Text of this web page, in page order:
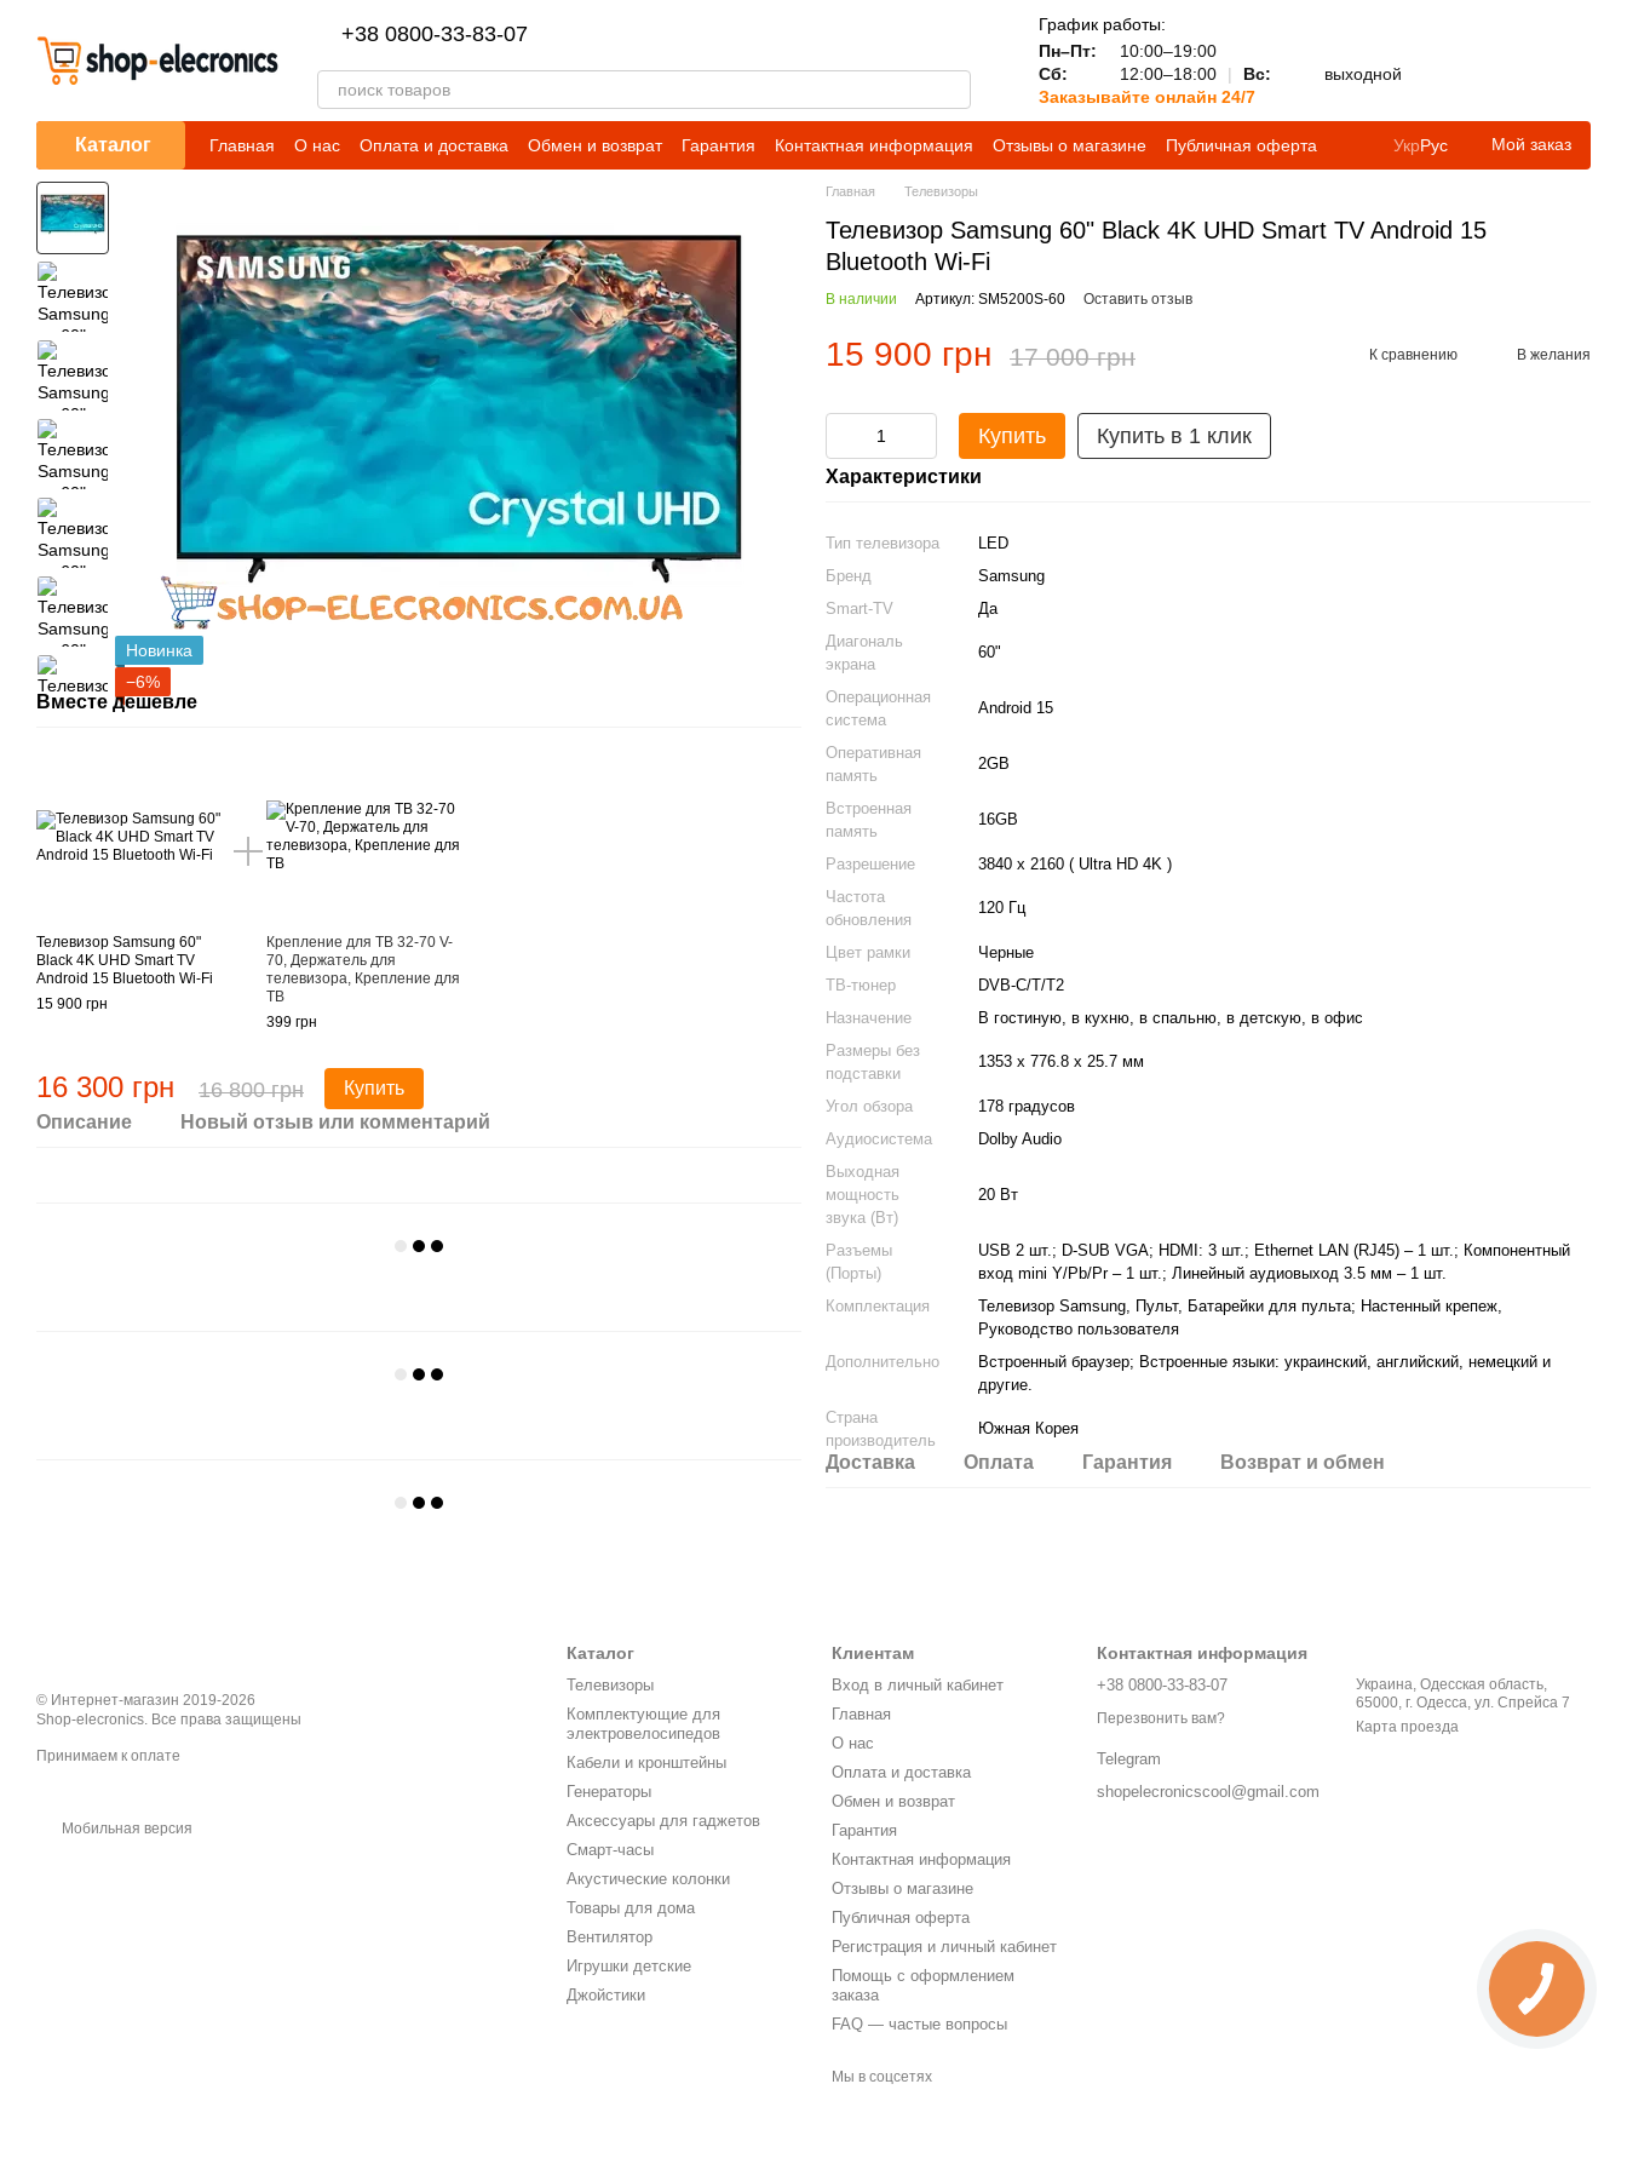
+38 0800-33-83-07
График работы:
Пн–Пт:
10:00–19:00
Сб:
12:00–18:00 | Вс:
выходной
Заказывайте онлайн 24/7
Каталог Главная О нас Оплата и доставка Обмен и возврат Гарантия Контактная информация Отзывы о магазине
Публичная оферта
Регистрация и личный кабинет
Помощь с оформлением заказа FAQ — частые вопросы
УкрРус Мой заказ
Новинка
−6%
Вместе дешевле
Телевизор Samsung 60"
Black 4K UHD Smart TV
Android 15 Bluetooth Wi-Fi
15 900 грн
Крепление для ТВ 32-70 V-
70, Держатель для
телевизора, Крепление для
ТВ
399 грн
16 300 грн 16 800 грн
Купить
Описание
Новый отзыв или комментарий
Главная Телевизоры
Телевизор Samsung 60" Black 4K UHD Smart TV Android 15
Bluetooth Wi-Fi
В наличии Артикул: SM5200S-60 Оставить отзыв
15 900 грн 17 000 грн К сравнению В желания
Купить Купить в 1 клик
Характеристики
Тип телевизора
LED
Бренд
Samsung
Smart-TV
Да
Диагональ
экрана
60"
Операционная
система
Android 15
Оперативная
память
2GB
Встроенная
память
16GB
Разрешение
3840 х 2160 ( Ultra HD 4K )
Частота
обновления
120 Гц
Цвет рамки
Черные
ТВ-тюнер
DVB-C/T/T2
Назначение
В гостиную, в кухню, в спальню, в детскую, в офис
Размеры без
подставки
1353 x 776.8 x 25.7 мм
Угол обзора
178 градусов
Аудиосистема
Dolby Audio
Выходная
мощность
звука (Вт)
20 Вт
Разъемы
(Порты)
USB 2 шт.; D-SUB VGA; HDMI: 3 шт.; Ethernet LAN (RJ45) – 1 шт.; Компонентный
вход mini Y/Pb/Pr – 1 шт.; Линейный аудиовыход 3.5 мм – 1 шт.
Комплектация
Телевизор Samsung, Пульт, Батарейки для пульта; Настенный крепеж,
Руководство пользователя
Дополнительно
Встроенный браузер; Встроенные языки: украинский, английский, немецкий и
другие.
Страна
производитель
Южная Корея
Доставка Оплата Гарантия Возврат и обмен
© Интернет-магазин 2019-2026
Shop-elecronics. Все права защищены
Принимаем к оплате
Мобильная версия
Каталог
Телевизоры
Комплектующие для
электровелосипедов
Кабели и кронштейны
Генераторы
Аксессуары для гаджетов
Смарт-часы
Акустические колонки
Товары для дома
Вентилятор
Игрушки детские
Джойстики
Клиентам
Вход в личный кабинет
Главная
О нас
Оплата и доставка
Обмен и возврат
Гарантия
Контактная информация
Отзывы о магазине
Публичная оферта
Регистрация и личный кабинет
Помощь с оформлением
заказа
FAQ — частые вопросы
Мы в соцсетях
Контактная информация
+38 0800-33-83-07
Перезвонить вам?
Telegram
shopelecronicscool@gmail.com
Украина, Одесская область,
65000, г. Одесса, ул. Спрейса 7
Карта проезда